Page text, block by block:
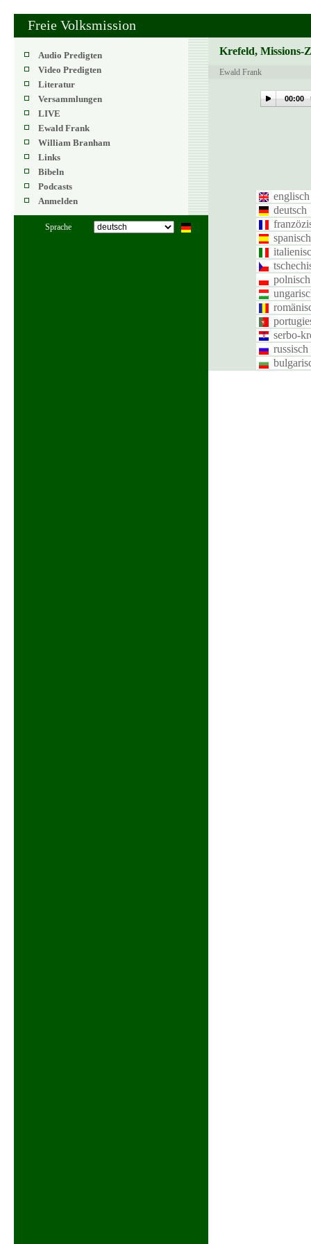
Freie Volksmission
Audio Predigten
Video Predigten
Literatur
Versammlungen
LIVE
Ewald Frank
William Branham
Links
Bibeln
Podcasts
Anmelden
Sprache
Krefeld, Missions-
Ewald Frank
00:00
englisch
deutsch
spanisch
polnisch
serbo-
russisch